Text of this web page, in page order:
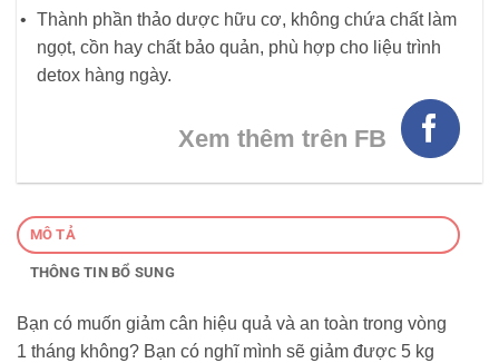
Thành phần thảo dược hữu cơ, không chứa chất làm
ngọt, cồn hay chất bảo quản, phù hợp cho liệu trình
detox hàng ngày.
Xem thêm trên FB
MÔ TẢ
THÔNG TIN BỔ SUNG
Bạn có muốn giảm cân hiệu quả và an toàn trong vòng
1 tháng không? Bạn có nghĩ mình sẽ giảm được 5 kg